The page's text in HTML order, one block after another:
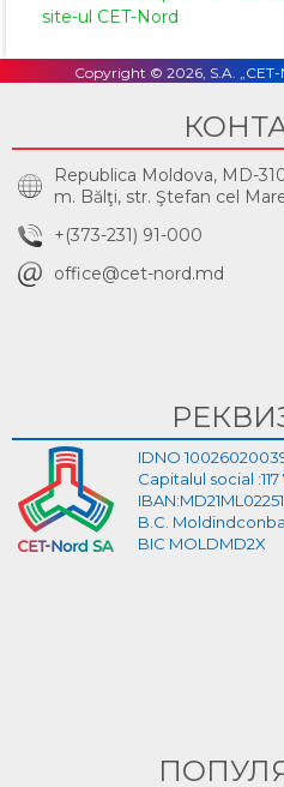
site-ul CET-Nord
Copyright © 2026, S.A. „CET-
Republica Moldova, MD-
m. Bălţi, str. Ştefan cel
+(373-231) 91-000
office@cet-nord.md
IDNO
Capitalul social
B.C.
BIC MOLDMD2X